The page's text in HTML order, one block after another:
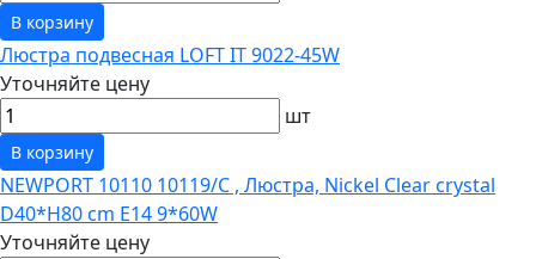
В корзину
Люстра подвесная LOFT IT 9022-45W
Уточняйте цену
шт
В корзину
NEWPORT 10110 10119/C , Люстра, Nickel Clear crystal
D40*H80 cm E14 9*60W
Уточняйте цену